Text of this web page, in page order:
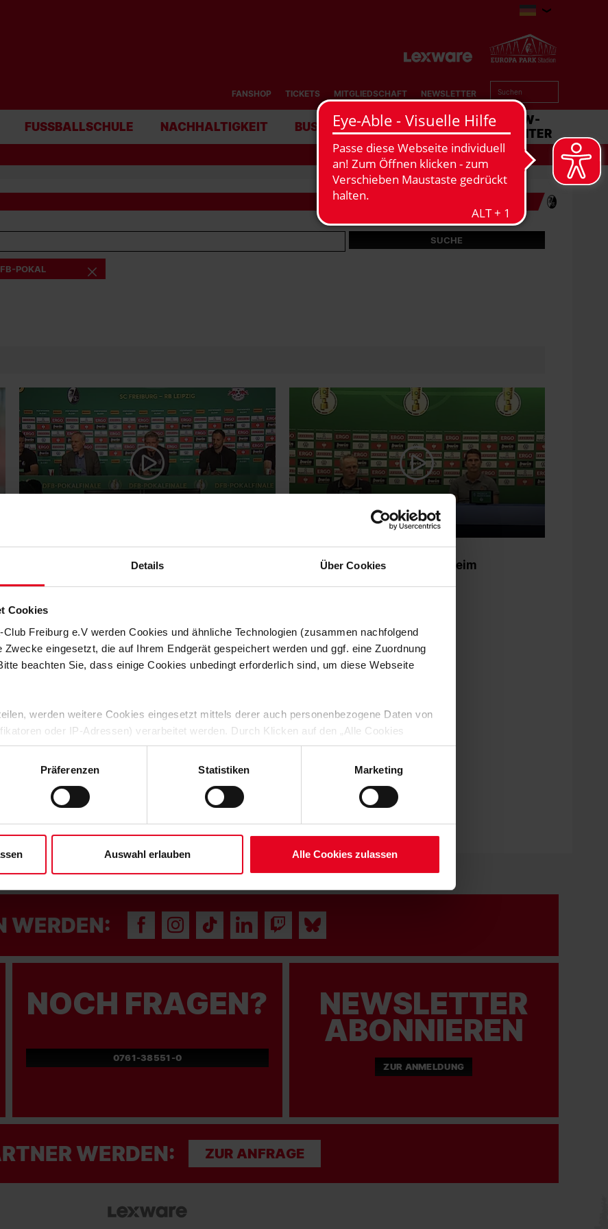
Details Über Cookies
Cookies
Freiburg e.V werden Cookies und ähnliche Technologien (zusammen nachfolgend
Zwecke eingesetzt, die auf Ihrem Endgerät gespeichert werden und ggf. eine Zuordnung
beachten Sie, dass einige Cookies unbedingt erforderlich sind, um diese Webseite
werden weitere Cookies eingesetzt mittels derer auch personenbezogene Daten von
oder IP-Adressen) verarbeitet werden. Durch Klicken auf den „Alle Cookies
Speicherung aller aufgeführten Cookies und der entsprechenden Verarbeitung Ihrer
unten jeweils angegebene Zwecke gem. § 25 Abs. 1 TDDDG, Art. 6 Abs. 1 lit. a DSGVO
auswählen, werden nur unbedingt erforderliche Cookies eingesetzt. Ihre etwaig erteilten
Präferenzen Statistiken Marketing
Auswahl erlauben Alle Cookies zulassen
FANSHOP TICKETS MITGLIEDSCHAFT NEWSLETTER
FUSSBALLSCHULE NACHHALTIGKEIT BUSINESS STADION MATCHCENTER
SUCHE
Männer 20.05.2022
PK vor dem Pokalfinale - XXL
Pressekonferenz 14.09.2020
PK nach Pokalspiel in Mannheim
WERDEN:
NOCH FRAGEN?
0761-38551-0
NEWSLETTER
ABONNIEREN
ZUR ANMELDUNG
WERDEN: ZUR ANFRAGE